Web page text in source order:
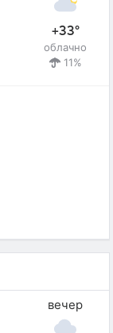
+33°
облачно
11%
вечер